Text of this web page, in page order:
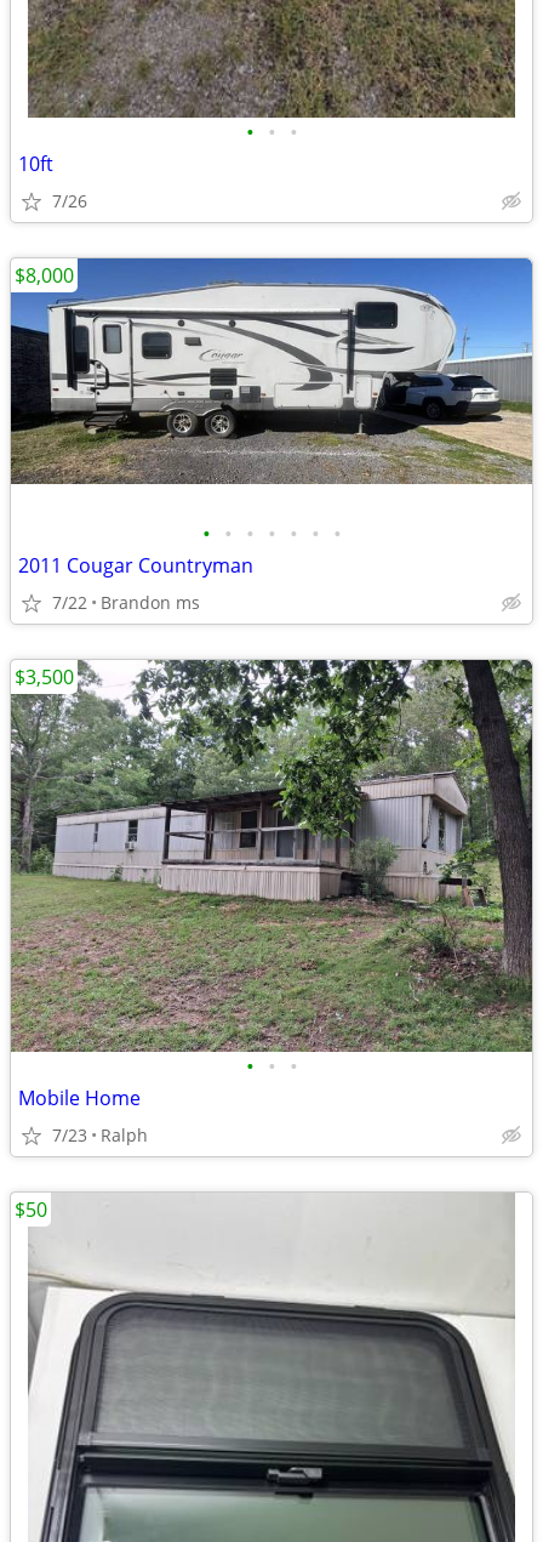
• • •
10ft
7/26
• • • • • • •
2011 Cougar Countryman
7/22 Brandon ms
$8,000
• • •
Mobile Home
7/23 Ralph
$3,500
$50